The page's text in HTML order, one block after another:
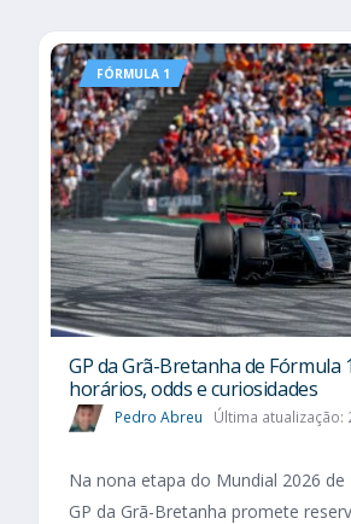
FÓRMULA 1
GP da Grã-Bretanha de Fórmula
horários, odds e curiosidades
Pedro Abreu Última atualização:
Na nona etapa do Mundial 2026 de
GP da Grã-Bretanha promete